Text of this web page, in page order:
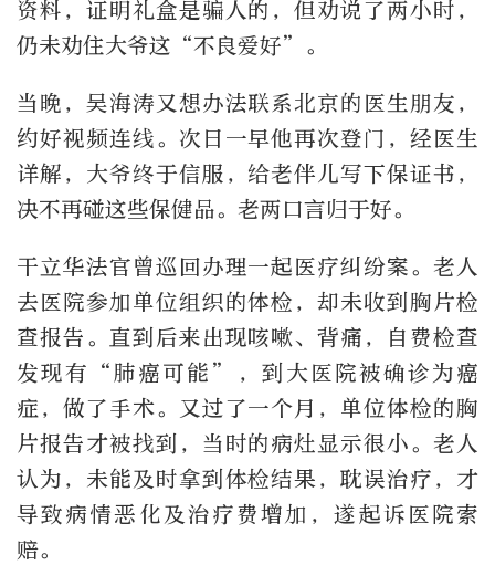
资料，证明礼盒是骗人的，但劝说了两小时，
仍未劝住大爷这“不良爱好”。
当晚，吴海涛又想办法联系北京的医生朋友，
约好视频连线。次日一早他再次登门，经医生
详解，大爷终于信服，给老伴儿写下保证书，
决不再碰这些保健品。老两口言归于好。
干立华法官曾巡回办理一起医疗纠纷案。老人
去医院参加单位组织的体检，却未收到胸片检
查报告。直到后来出现咳嗽、背痛，自费检查
发现有“肺癌可能”，到大医院被确诊为癌
症，做了手术。又过了一个月，单位体检的胸
片报告才被找到，当时的病灶显示很小。老人
认为，未能及时拿到体检结果，耽误治疗，才
导致病情恶化及治疗费增加，遂起诉医院索
赔。